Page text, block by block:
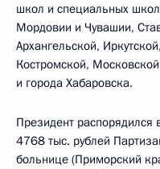
школ и специальных
Мордовии и Чувашии,
Архангельской,
Костромской,
и города Хабаровска.
Президент распорядился
4768 тыс. рублей
больнице (Приморский